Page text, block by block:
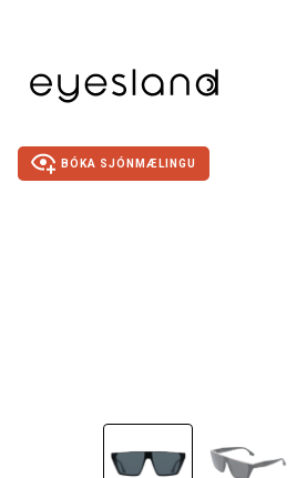
Útivistargleraugu
BÓKA SJÓNMÆLINGU